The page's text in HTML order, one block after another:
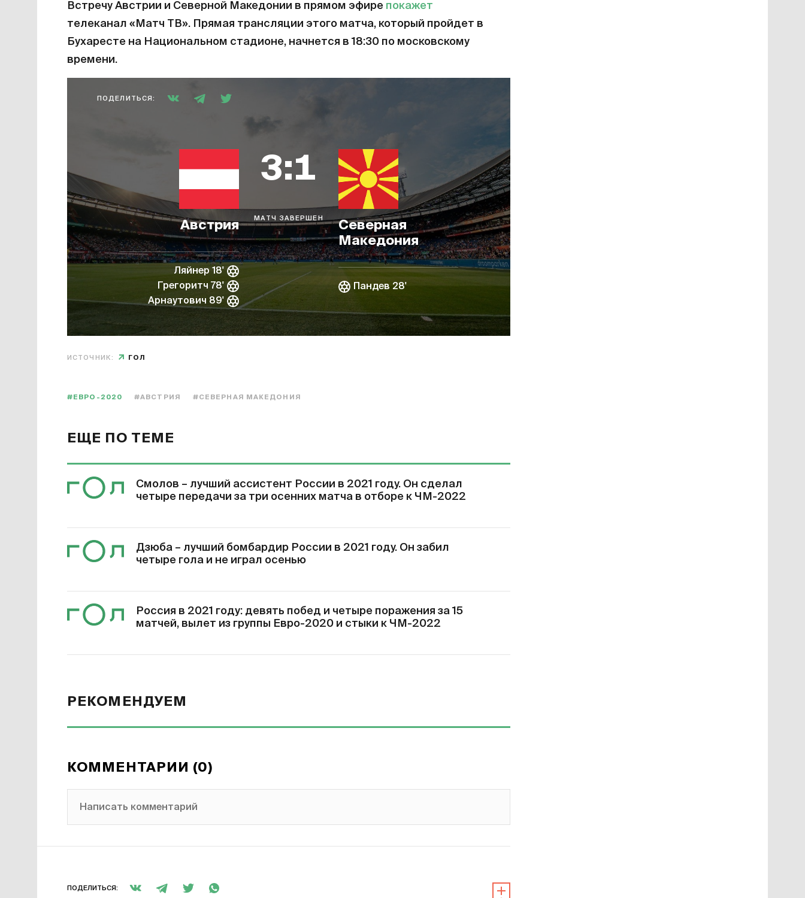
Встречу Австрии и Северной Македонии в прямом эфире покажет
телеканал «Матч ТВ». Прямая трансляции этого матча, который пройдет в
Бухаресте на Национальном стадионе, начнется в 18:30 по московскому
времени.
ПОДЕЛИТЬСЯ:
Австрия
Ляйнер 18'
Грегоритч 78'
Арнаутович 89'
3:1
МАТЧ ЗАВЕРШЕН
Северная
Македония
Пандев 28'
ИСТОЧНИК: ГОЛ
#ЕВРО-2020 #АВСТРИЯ #СЕВЕРНАЯ МАКЕДОНИЯ
ЕЩЕ ПО ТЕМЕ
Смолов – лучший ассистент России в 2021 году. Он сделал
четыре передачи за три осенних матча в отборе к ЧМ-2022
Дзюба – лучший бомбардир России в 2021 году. Он забил
четыре гола и не играл осенью
Россия в 2021 году: девять побед и четыре поражения за 15
матчей, вылет из группы Евро-2020 и стыки к ЧМ-2022
РЕКОМЕНДУЕМ
КОММЕНТАРИИ (0)
Написать комментарий
ПОДЕЛИТЬСЯ: